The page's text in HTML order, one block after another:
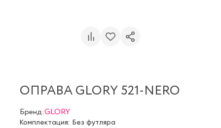
ОПРАВА GLORY 521-NERO
Бренд:GLORY
Комплектация: Без футляра